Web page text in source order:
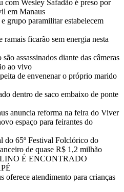
com Wesley Safadão é preso por
em Manaus
grupo paramilitar estabelecem
ramais ficarão sem energia nesta
assassinados diante das câmeras
ao vivo
de envenenar o próprio marido
dentro de saco embaixo de ponte
anuncia reforma na feira do Viver
espaço para feirantes do
do 65º Festival Folclórico do
de quase R$ 1,2 milhão
É ENCONTRADO
oferece atendimento para crianças